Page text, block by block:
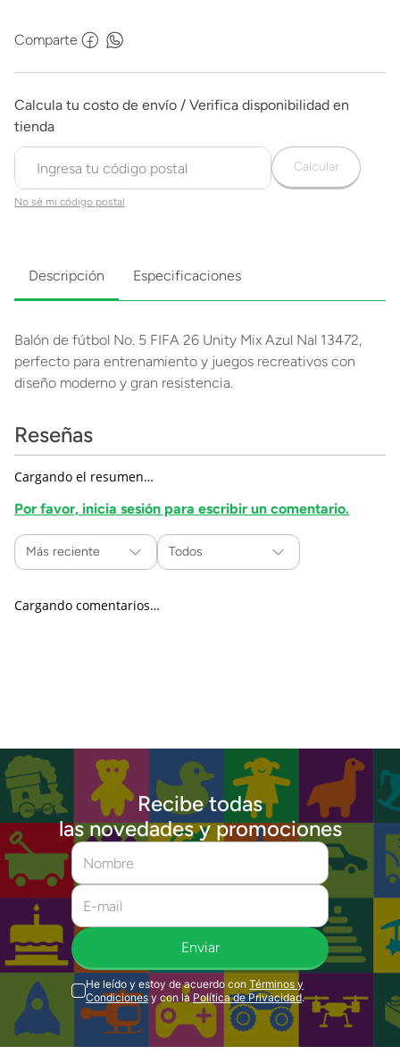
Comparte
No sé mi código postal
Calcular
Descripción Especificaciones
Balón de fútbol No. 5 FIFA 26 Unity Mix Azul Nal 13472,
perfecto para entrenamiento y juegos recreativos con
diseño moderno y gran resistencia.
Reseñas
Cargando el resumen…
Por favor, inicia sesión para escribir un comentario.
Más reciente Todos
Cargando comentarios…
Recibe todas
las novedades y promociones
Enviar
He leído y estoy de acuerdo con Términos y
Condiciones y con la Política de Privacidad.